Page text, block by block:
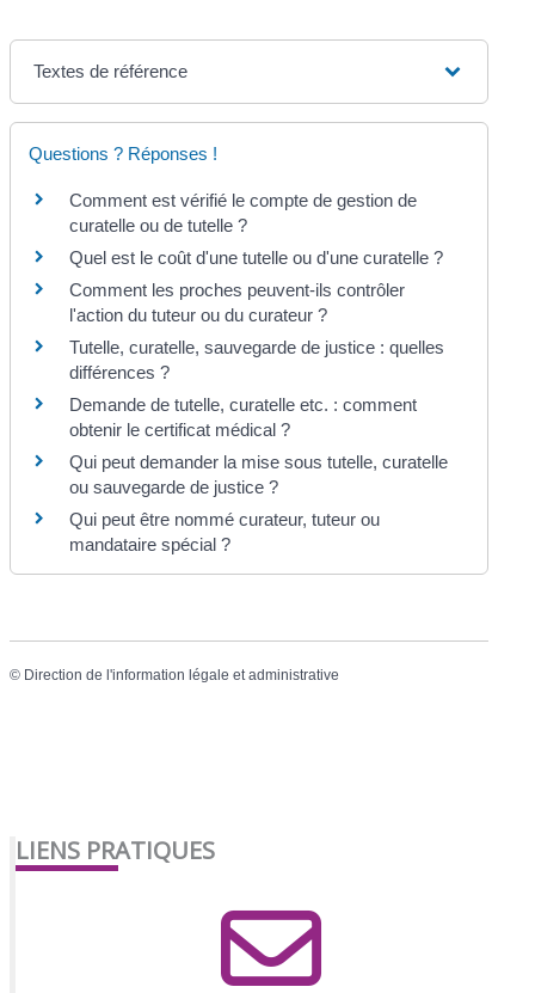
Textes de référence
Questions ? Réponses !
Comment est vérifié le compte de gestion de
curatelle ou de tutelle ?
Quel est le coût d'une tutelle ou d'une curatelle ?
Comment les proches peuvent-ils contrôler
l'action du tuteur ou du curateur ?
Tutelle, curatelle, sauvegarde de justice : quelles
différences ?
Demande de tutelle, curatelle etc. : comment
obtenir le certificat médical ?
Qui peut demander la mise sous tutelle, curatelle
ou sauvegarde de justice ?
Qui peut être nommé curateur, tuteur ou
mandataire spécial ?
© Direction de l'information légale et administrative
LIENS PRATIQUES